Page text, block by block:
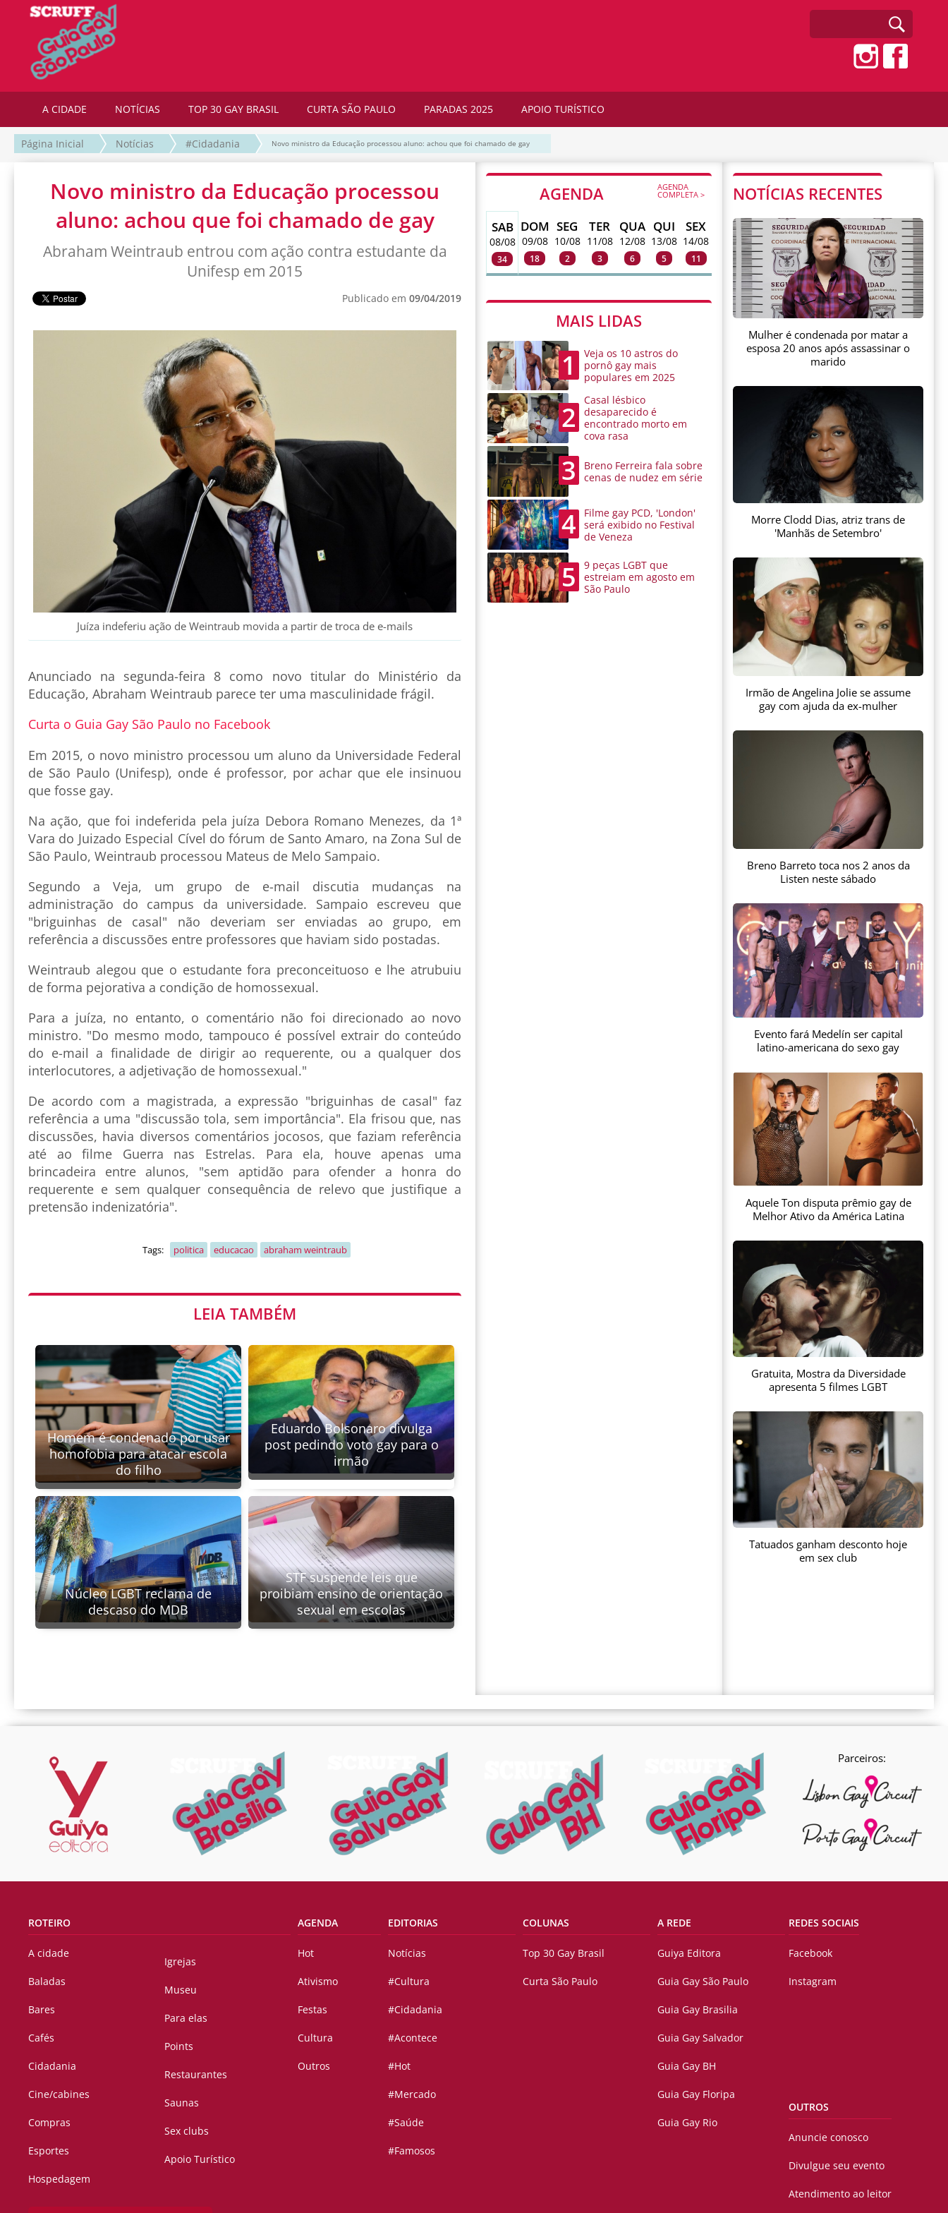
A CIDADE NOTÍCIAS TOP 30 GAY BRASIL CURTA SÃO PAULO PARADAS 2025 APOIO TURÍSTICO
Página Inicial Notícias #Cidadania Novo ministro da Educação processou aluno: achou que foi chamado de gay
Novo ministro da Educação processou
aluno: achou que foi chamado de gay
Abraham Weintraub entrou com ação contra estudante da
Unifesp em 2015
Publicado em 09/04/2019
Juíza indeferiu ação de Weintraub movida a partir de troca de e-mails
Anunciado na segunda-feira 8 como novo titular do Ministério da
Educação, Abraham Weintraub parece ter uma masculinidade frágil.
Curta o Guia Gay São Paulo no Facebook
Em 2015, o novo ministro processou um aluno da Universidade Federal
de São Paulo (Unifesp), onde é professor, por achar que ele insinuou
que fosse gay.
Na ação, que foi indeferida pela juíza Debora Romano Menezes, da 1ª
Vara do Juizado Especial Cível do fórum de Santo Amaro, na Zona Sul de
São Paulo, Weintraub processou Mateus de Melo Sampaio.
Segundo a Veja, um grupo de e-mail discutia mudanças na
administração do campus da universidade. Sampaio escreveu que
"briguinhas de casal" não deveriam ser enviadas ao grupo, em
referência a discussões entre professores que haviam sido postadas.
Weintraub alegou que o estudante fora preconceituoso e lhe atrubuiu
de forma pejorativa a condição de homossexual.
Para a juíza, no entanto, o comentário não foi direcionado ao novo
ministro. "Do mesmo modo, tampouco é possível extrair do conteúdo
do e-mail a finalidade de dirigir ao requerente, ou a qualquer dos
interlocutores, a adjetivação de homossexual."
De acordo com a magistrada, a expressão "briguinhas de casal" faz
referência a uma "discussão tola, sem importância". Ela frisou que, nas
discussões, havia diversos comentários jocosos, que faziam referência
até ao filme Guerra nas Estrelas. Para ela, houve apenas uma
brincadeira entre alunos, "sem aptidão para ofender a honra do
requerente e sem qualquer consequência de relevo que justifique a
pretensão indenizatória".
Tags: politica educacao abraham weintraub
LEIA TAMBÉM
Homem é condenado por usar
homofobia para atacar escola
do filho
Eduardo Bolsonaro divulga
post pedindo voto gay para o
irmão
Núcleo LGBT reclama de
descaso do MDB
STF suspende leis que
proibiam ensino de orientação
sexual em escolas
AGENDA AGENDA
COMPLETA >
SAB
08/08
34
DOM
09/08
18
SEG
10/08
2
TER
11/08
3
QUA
12/08
6
QUI
13/08
5
SEX
14/08
11
MAIS LIDAS
1
Veja os 10 astros do
pornô gay mais
populares em 2025
2
Casal lésbico
desaparecido é
encontrado morto em
cova rasa
3
Breno Ferreira fala sobre
cenas de nudez em série
4
Filme gay PCD, 'London'
será exibido no Festival
de Veneza
5
9 peças LGBT que
estreiam em agosto em
São Paulo
NOTÍCIAS RECENTES
Mulher é condenada por matar a
esposa 20 anos após assassinar o
marido
Morre Clodd Dias, atriz trans de
'Manhãs de Setembro'
Irmão de Angelina Jolie se assume
gay com ajuda da ex-mulher
Breno Barreto toca nos 2 anos da
Listen neste sábado
Evento fará Medelín ser capital
latino-americana do sexo gay
Aquele Ton disputa prêmio gay de
Melhor Ativo da América Latina
Gratuita, Mostra da Diversidade
apresenta 5 filmes LGBT
Tatuados ganham desconto hoje
em sex club
Parceiros:
ROTEIRO
A cidade
Baladas
Bares
Cafés
Cidadania
Cine/cabines
Compras
Esportes
Hospedagem
Igrejas
Museu
Para elas
Points
Restaurantes
Saunas
Sex clubs
Apoio Turístico
AGENDA
Hot
Ativismo
Festas
Cultura
Outros
EDITORIAS
Notícias
#Cultura
#Cidadania
#Acontece
#Hot
#Mercado
#Saúde
#Famosos
COLUNAS
Top 30 Gay Brasil
Curta São Paulo
A REDE
Guiya Editora
Guia Gay São Paulo
Guia Gay Brasilia
Guia Gay Salvador
Guia Gay BH
Guia Gay Floripa
Guia Gay Rio
REDES SOCIAIS
Facebook
Instagram
OUTROS
Anuncie conosco
Divulgue seu evento
Atendimento ao leitor